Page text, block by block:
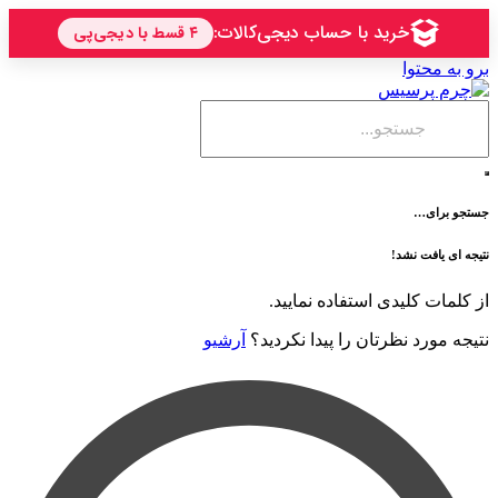
نشد!
کلیدی استفاده نمایید.
نظرتان را پیدا نکردید؟ آرشیو